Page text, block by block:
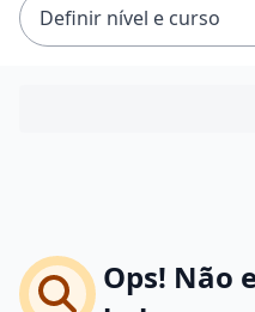
Definir nível e curso
Ops! Não